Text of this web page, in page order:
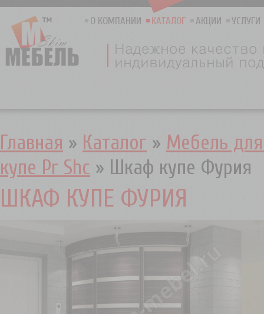
О КОМПАНИИ КАТАЛОГ АКЦИИ УСЛУГИ
Главная » Каталог » Мебель
купе Pr Shc » Шкаф купе Фурия
ШКАФ КУПЕ ФУРИЯ